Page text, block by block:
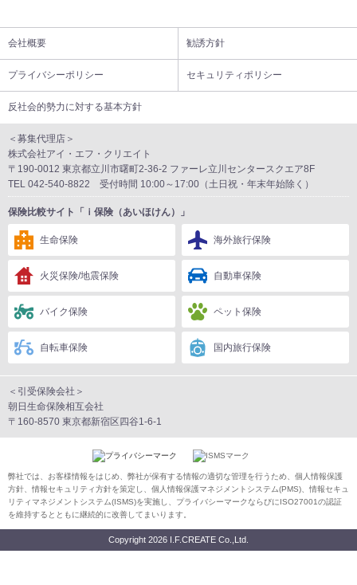
会社概要 勧誘方針
プライバシーポリシー セキュリティポリシー
反社会的勢力に対する基本方針
＜募集代理店＞
株式会社アイ・エフ・クリエイト
〒190-0012 東京都立川市曙町2-36-2 ファーレ立川センタースクエア8F
TEL 042-540-8822 受付時間 10:00～17:00（土日祝・年末年始除く）
保険比較サイト「ｉ保険（あいほけん）」
生命保険 海外旅行保険
火災保険/地震保険 自動車保険
バイク保険 ペット保険
自転車保険 国内旅行保険
＜引受保険会社＞
朝日生命保険相互会社
〒160-8570 東京都新宿区四谷1-6-1
弊社では、お客様情報をはじめ、弊社が保有する情報の適切な管理を行うため、個人情報保護
方針、情報セキュリティ方針を策定し、個人情報保護マネジメントシステム(PMS)、情報セキュ
リティマネジメントシステム(ISMS)を実施し、プライバシーマークならびにISO27001の認証
を維持するとともに継続的に改善してまいります。
Copyright 2026 I.F.CREATE Co.,Ltd.